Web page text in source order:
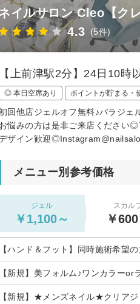
イルサロン Cleo【ク
4.3 (5件)
【上前津駅2分】24日10
◎ 本日空席あり ポイントが貯まる・
回他店ジェルオフ無料♪パラジ
お悩みの方は是非ご来店ください
ザイン歓迎
メニュー別参考価格
ジェル
￥1,100～
スカル
￥600
【ハンド＆フット】同時施術希望
【新規】美フォルム♪ワンカラー
【新規】★メンズネイル★クリア